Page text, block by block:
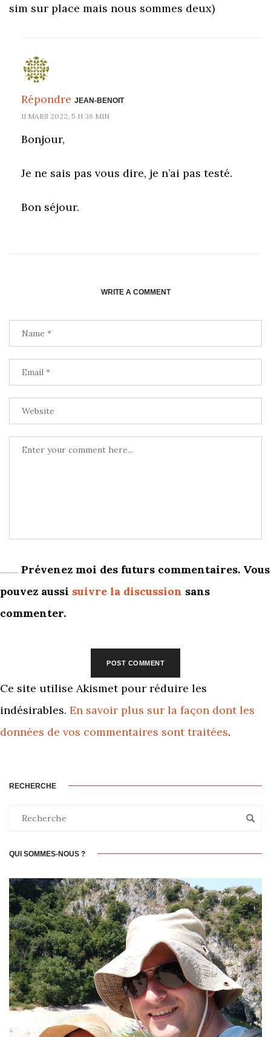
sim sur place mais nous sommes deux)
Répondre JEAN-BENOIT
11 MARS 2022, 5 H 36 MIN
Bonjour,
Je ne sais pas vous dire, je n’ai pas testé.
Bon séjour.
WRITE A COMMENT
Prévenez moi des futurs commentaires. Vous
pouvez aussi suivre la discussion sans
commenter.
Ce site utilise Akismet pour réduire les
indésirables. En savoir plus sur la façon dont les
données de vos commentaires sont traitées.
RECHERCHE
QUI SOMMES-NOUS ?